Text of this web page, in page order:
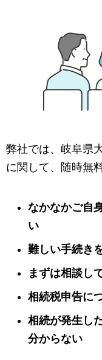
弊社では、岐阜県
に関して、随時無
なかなかご自
い
難しい手続き
まずは相談し
相続税申告に
相続が発生し
分からない